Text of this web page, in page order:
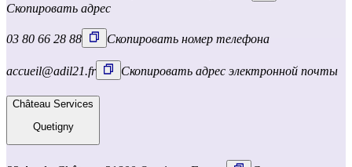
Скопировать адрес
03 80 66 28 88 Скопировать номер телефона
accueil@adil21.fr Скопировать адрес электронной почты
Château Services
Quetigny